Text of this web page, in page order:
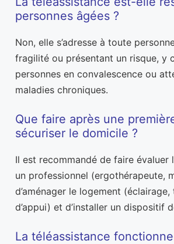
personnes âgées ?
Non, elle s’adresse à toute
fragilité ou présentant un risque, y
personnes en convalescence ou
maladies chroniques.
Que faire après une
sécuriser le domicile ?
Il est recommandé de faire évaluer
un professionnel (ergothérapeute,
d’aménager le logement
d’appui) et d’installer un dispositif
La téléassistance